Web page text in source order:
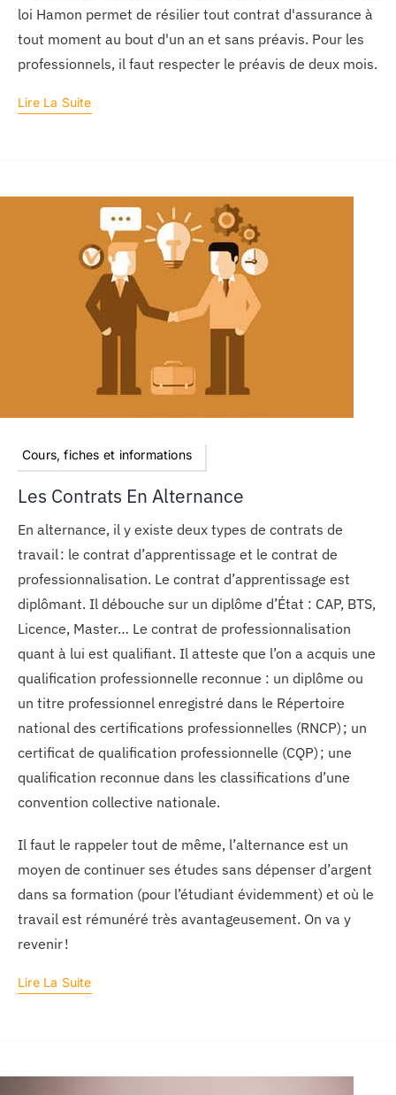
loi Hamon permet de résilier tout contrat d'assurance à
tout moment au bout d'un an et sans préavis. Pour les
professionnels, il faut respecter le préavis de deux mois.
Lire La Suite
Cours, fiches et informations
Les Contrats En Alternance
En alternance, il y existe deux types de contrats de
travail : le contrat d’apprentissage et le contrat de
professionnalisation. Le contrat d’apprentissage est
diplômant. Il débouche sur un diplôme d’État : CAP, BTS,
Licence, Master… Le contrat de professionnalisation
quant à lui est qualifiant. Il atteste que l’on a acquis une
qualification professionnelle reconnue : un diplôme ou
un titre professionnel enregistré dans le Répertoire
national des certifications professionnelles (RNCP) ; un
certificat de qualification professionnelle (CQP) ; une
qualification reconnue dans les classifications d’une
convention collective nationale.
Il faut le rappeler tout de même, l’alternance est un
moyen de continuer ses études sans dépenser d’argent
dans sa formation (pour l’étudiant évidemment) et où le
travail est rémunéré très avantageusement. On va y
revenir !
Lire La Suite